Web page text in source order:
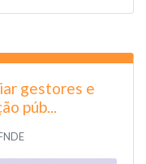
gestores e
púb...